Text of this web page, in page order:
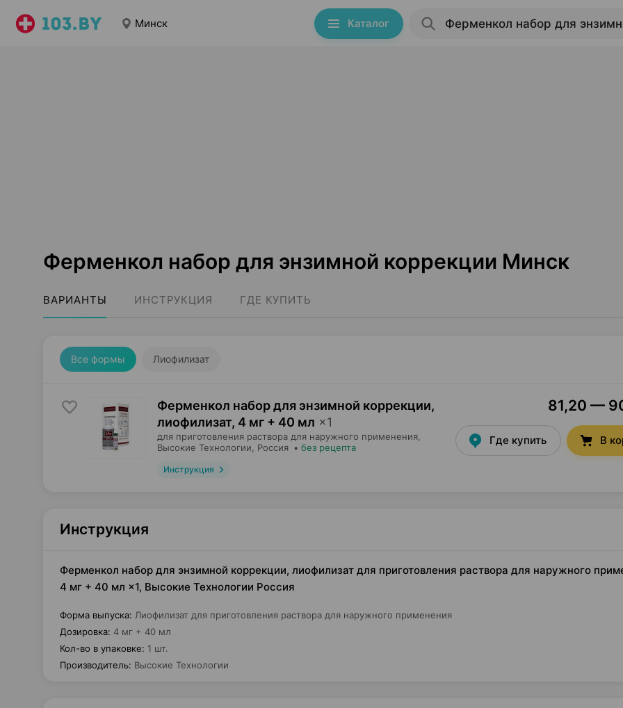
Минск Каталог
Ферменкол набор для энзимной коррекции Минск
ВАРИАНТЫ ИНСТРУКЦИЯ ГДЕ КУПИТЬ
Все формы Лиофилизат
Ферменкол набор для энзимной коррекции,
лиофилизат, 4 мг + 40 мл ×1
для приготовления раствора для наружного применения,
Высокие Технологии , Россия • без рецепта
Инструкция
81,20 —
Где купить В
Инструкция
Ферменкол набор для энзимной коррекции, лиофилизат для приготовления раствора для наружного
4 мг + 40 мл ×1, Высокие Технологии Россия
Форма выпуска: Лиофилизат для приготовления раствора для наружного применения
Дозировка: 4 мг + 40 мл
Кол-во в упаковке: 1 шт.
Производитель: Высокие Технологии